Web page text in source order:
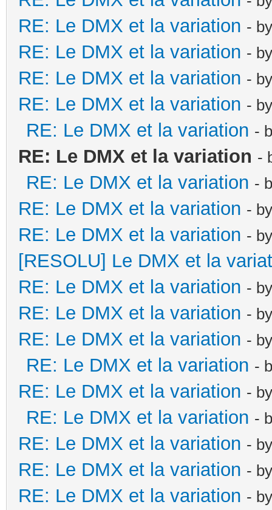
RE: Le DMX et la variation -
RE: Le DMX et la variation -
RE: Le DMX et la variation -
RE: Le DMX et la variation -
RE: Le DMX et la variation -
RE: Le DMX et la variation -
RE: Le DMX et la variation -
RE: Le DMX et la variation -
RE: Le DMX et la variation -
[RESOLU] Le DMX et la
RE: Le DMX et la variation -
RE: Le DMX et la variation -
RE: Le DMX et la variation -
RE: Le DMX et la variation -
RE: Le DMX et la variation -
RE: Le DMX et la variation -
RE: Le DMX et la variation -
RE: Le DMX et la variation -
RE: Le DMX et la variation -